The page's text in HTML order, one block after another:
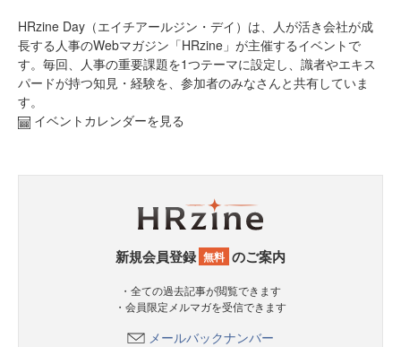
HRzine Day（エイチアールジン・デイ）は、人が活き会社が成
長する人事のWebマガジン「HRzine」が主催するイベントで
す。毎回、人事の重要課題を1つテーマに設定し、識者やエキス
パードが持つ知見・経験を、参加者のみなさんと共有していま
す。
イベントカレンダーを見る
新規会員登録 無料 のご案内
・全ての過去記事が閲覧できます
・会員限定メルマガを受信できます
メールバックナンバー